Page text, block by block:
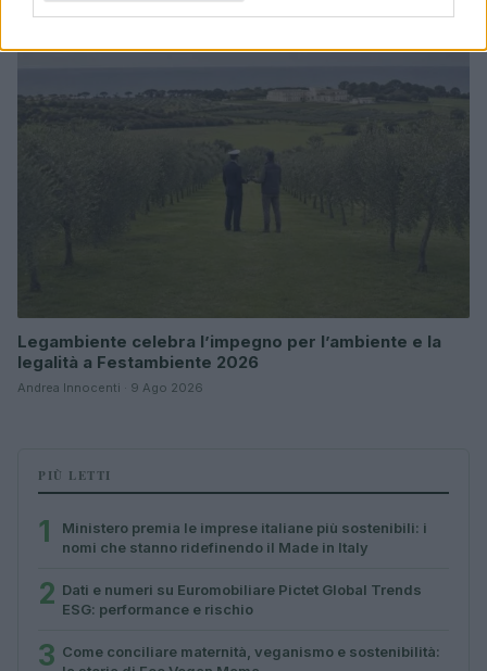
Legambiente celebra l’impegno per l’ambiente e la
legalità a Festambiente 2026
Andrea Innocenti · 9 Ago 2026
PIÙ LETTI
1
Ministero premia le imprese italiane più sostenibili: i
nomi che stanno ridefinendo il Made in Italy
2 Dati e numeri su Euromobiliare Pictet Global Trends
ESG: performance e rischio
3 Come conciliare maternità, veganismo e sostenibilità: